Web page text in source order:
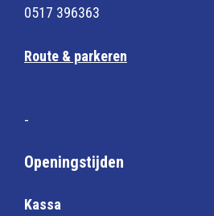
0517 396363
Route & parkeren
-
Openingstijden
Kassa